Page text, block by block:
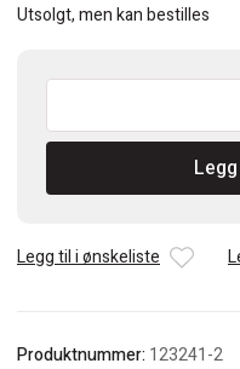
Utsolgt, men kan bestilles
Makita
2
i
antall
Legg til i ønskeliste
Produktnummer: 123241-2